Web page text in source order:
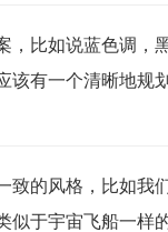
，比如说蓝色调，
该有一个清晰地规划
致的风格，比如我
似于宇宙飞船一样